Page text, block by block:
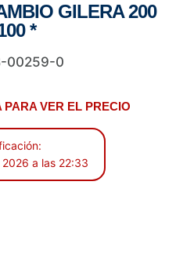
GILERA 200
*
00259-0
VER EL PRECIO
a las 22:33